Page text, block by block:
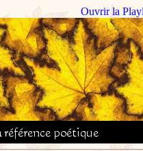
Ouvrir la